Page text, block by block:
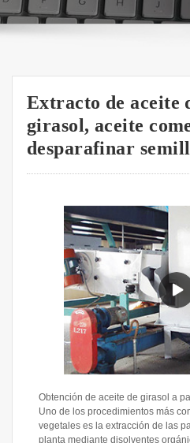
Extracto de aceite
girasol, aceite
desparafinar
Obtención de aceite de girasol a
Uno de los procedimientos más
vegetales es la extracción de las
planta mediante disolventes